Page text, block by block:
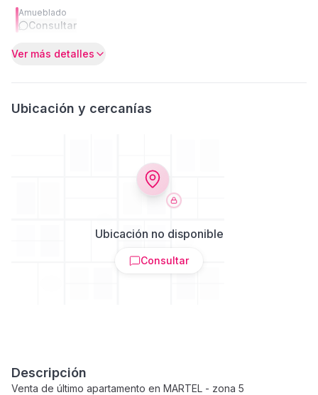
Amueblado
Consultar
Ver más detalles
Ubicación y cercanías
Ubicación no disponible
Consultar
Descripción
Venta de último apartamento en MARTEL - zona 5